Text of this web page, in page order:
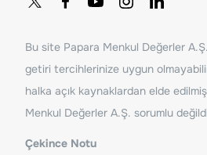
Bu site Papara Menkul Değerler
getiri tercihlerinize uygun
halka açık kaynaklardan elde
Menkul Değerler A.Ş. sorumlu
Çekince Notu